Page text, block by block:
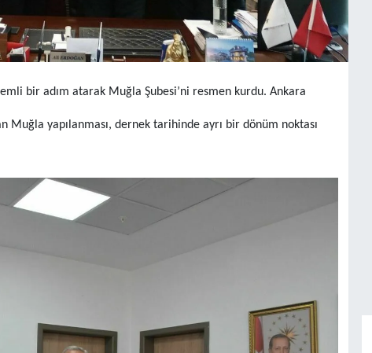
bir adım atarak Muğla Şubesi’ni resmen kurdu. Ankara
Muğla yapılanması, dernek tarihinde ayrı bir dönüm noktası